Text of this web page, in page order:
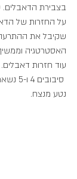
בצבירת הדאבלים.
על החזרות של
שקיבל את
האסטרטגיה
עוד חזרות דאבלים.
נטע מנצח.